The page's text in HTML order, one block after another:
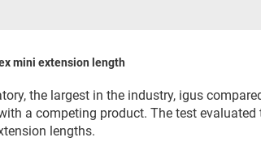
mini extension length
the largest in the industry, igus
a competing product. The test evaluated
lengths.